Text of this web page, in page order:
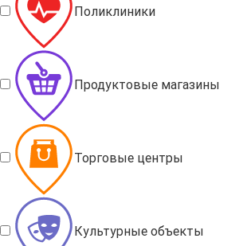
Поликлиники
Продуктовые магазины
Торговые центры
Культурные объекты